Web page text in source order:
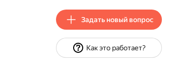
Задать новый вопрос
Как это работает?